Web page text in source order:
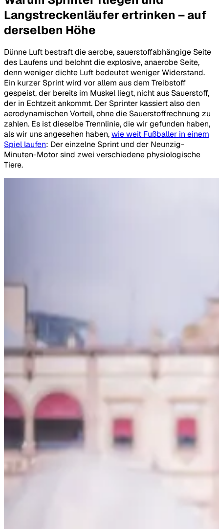
Langstreckenläufer ertrinken – auf
derselben Höhe
Dünne Luft bestraft die aerobe, sauerstoffabhängige Seite
des Laufens und belohnt die explosive, anaerobe Seite,
denn weniger dichte Luft bedeutet weniger Widerstand.
Ein kurzer Sprint wird vor allem aus dem Treibstoff
gespeist, der bereits im Muskel liegt, nicht aus Sauerstoff,
der in Echtzeit ankommt. Der Sprinter kassiert also den
aerodynamischen Vorteil, ohne die Sauerstoffrechnung zu
zahlen. Es ist dieselbe Trennlinie, die wir gefunden haben,
als wir uns angesehen haben,wie weit Fußballer in einem
Spiel laufen: Der einzelne Sprint und der Neunzig-
Minuten-Motor sind zwei verschiedene physiologische
Tiere.